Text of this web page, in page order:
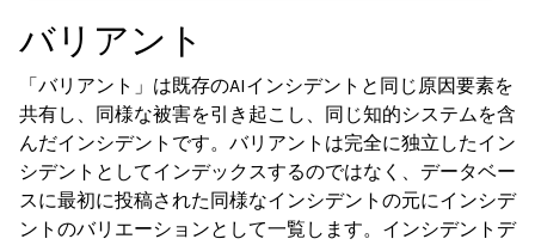
バリアント
「バリアント」は既存のAIインシデントと同じ原因要素を
共有し、同様な被害を引き起こし、同じ知的システムを含
んだインシデントです。バリアントは完全に独立したイン
シデントとしてインデックスするのではなく、データベー
スに最初に投稿された同様なインシデントの元にインシデ
ントのバリエーションとして一覧します。インシデントデ